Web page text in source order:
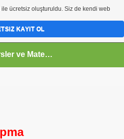
Tüm dersler ve Matematik
ile ücretsiz oluşturuldu. Siz de kendi web
KAYIT OL